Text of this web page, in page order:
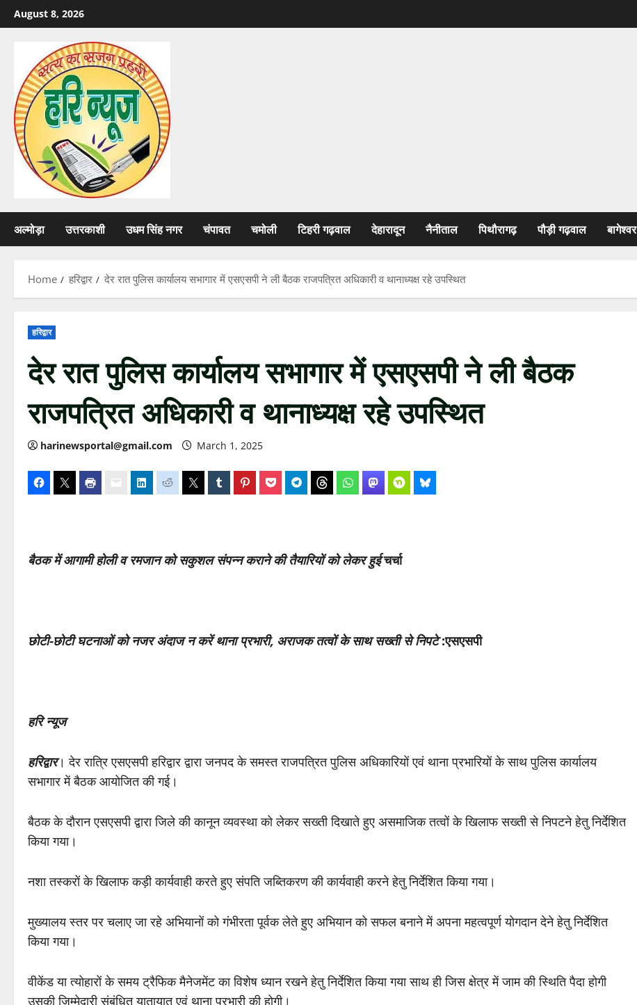
Skip
to
August 8, 2026
अल्मोड़ा उत्तरकाशी उधम सिंह नगर चंपावत चमोली टिहरी गढ़वाल देहारादून नैनीताल पिथौरागढ़ पौड़ी गढ़वाल बागेश्वर
Home हरिद्वार देर रात पुलिस कार्यालय सभागार में एसएसपी ने ली बैठक राजपत्रित अधिकारी व थानाध्यक्ष रहे उपस्थित
हरिद्वार
देर रात पुलिस कार्यालय सभागार में एसएसपी ने ली बैठक
राजपत्रित अधिकारी व थानाध्यक्ष रहे उपस्थित
harinewsportal@gmail.com March 1, 2025
बैठक में आगामी होली व रमजान को सकुशल संपन्न कराने की तैयारियों को लेकर हुईचर्चा
छोटी-छोटी घटनाओं को नजर अंदाज न करें थाना प्रभारी, अराजक तत्वों के साथ सख्ती से निपटे:एसएसपी
हरि न्यूज
हरिद्वार। देर रात्रि एसएसपी हरिद्वार द्वारा जनपद के समस्त राजपत्रित पुलिस अधिकारियों एवं थाना प्रभारियों के साथ पुलिस कार्यालय
सभागार में बैठक आयोजित की गई।
बैठक के दौरान एसएसपी द्वारा जिले की कानून व्यवस्था को लेकर सख्ती दिखाते हुए असमाजिक तत्वों के खिलाफ सख्ती से निपटने हेतु निर्देशित
किया गया।
नशा तस्करों के खिलाफ कड़ी कार्यवाही करते हुए संपति जब्तिकरण की कार्यवाही करने हेतु निर्देशित किया गया।
मुख्यालय स्तर पर चलाए जा रहे अभियानों को गंभीरता पूर्वक लेते हुए अभियान को सफल बनाने में अपना महत्वपूर्ण योगदान देने हेतु निर्देशित
किया गया।
वीकेंड या त्योहारों के समय ट्रैफिक मैनेजमेंट का विशेष ध्यान रखने हेतु निर्देशित किया गया साथ ही जिस क्षेत्र में जाम की स्थिति पैदा होगी
उसकी जिम्मेदारी संबंधित यातायात एवं थाना प्रभारी की होगी।